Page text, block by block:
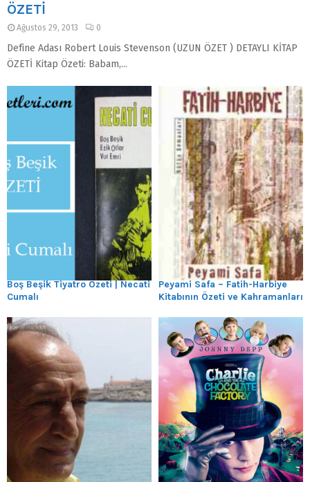
ÖZETİ
Ağustos 29, 2013 0
Define Adası Robert Louis Stevenson (UZUN ÖZET ) DETAYLI KİTAP
ÖZETİ Kitap Özeti: Babam,...
Boş Beşik Tiyatro Özeti | Necati
Cumalı
Peyami Safa – Fatih-Harbiye
Kitabının Özeti ve Kahramanları